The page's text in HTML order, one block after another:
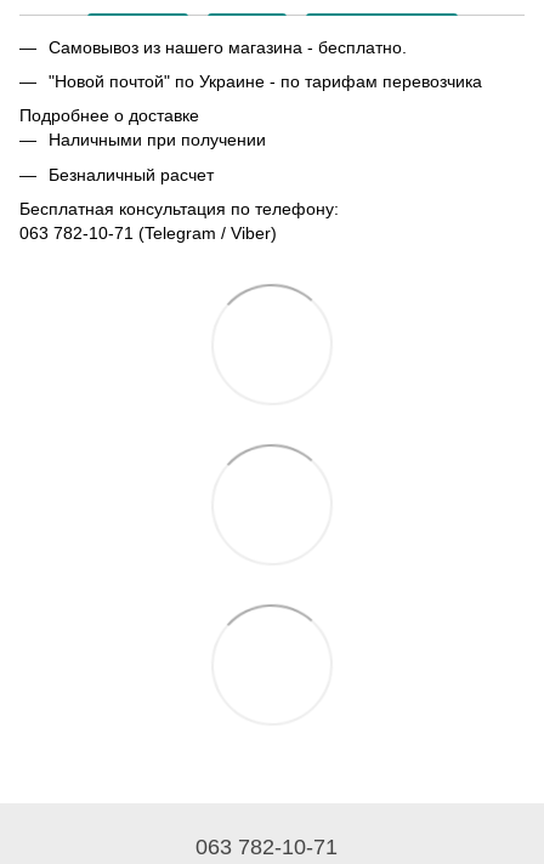
Самовывоз из нашего магазина - бесплатно.
"Новой почтой" по Украине - по тарифам перевозчика
Подробнее о доставке
Наличными при получении
Безналичный расчет
Бесплатная консультация по телефону:
063 782-10-71 (Telegram / Viber)
063 782-10-71